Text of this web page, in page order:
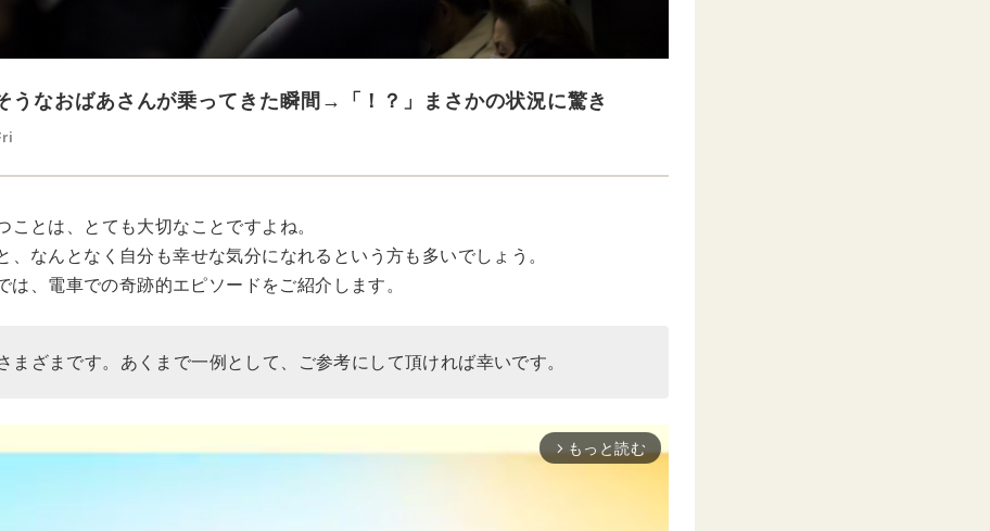
うなおばあさんが乗ってきた瞬間→「！？」まさかの状況に驚き
ことは、とても大切なことですよね。
、なんとなく自分も幸せな気分になれるという方も多いでしょう。
は、電車での奇跡的エピソードをご紹介します。
まざまです。あくまで一例として、ご参考にして頂ければ幸いです。
arrow_forward_ios もっと読む